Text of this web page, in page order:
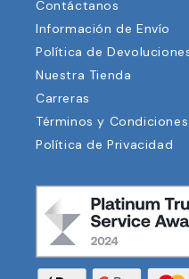
Contáctanos
Información de Envío
Política de
Nuestra Tienda
Carreras
Términos y Condiciones
Política de Privacidad